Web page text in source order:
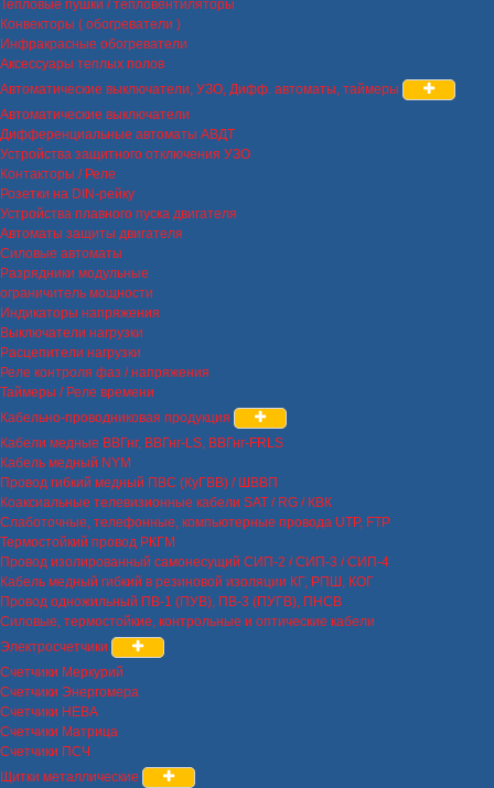
Тепловые пушки / тепловентиляторы
Конвекторы ( обогреватели )
Инфракрасные обогреватели
Аксессуары теплых полов
Автоматические выключатели, УЗО, Дифф. автоматы, таймеры
Автоматические выключатели
Дифференциальные автоматы АВДТ
Устройства защитного отключения УЗО
Контакторы / Реле
Розетки на DIN-рейку
Устройства плавного пуска двигателя
Автоматы защиты двигателя
Силовые автоматы
Разрядники модульные
ограничитель мощности
Индикаторы напряжения
Выключатели нагрузки
Расцепители нагрузки
Реле контроля фаз / напряжения
Таймеры / Реле времени
Кабельно-проводниковая продукция
Кабели медные ВВГнг, ВВГнг-LS, ВВГнг-FRLS
Кабель медный NYM
Провод гибкий медный ПВС (КуГВВ) / ШВВП
Коаксиальные телевизионные кабели SAT / RG / КВК
Слаботочные, телефонные, компьютерные провода UTP, FTP
Термостойкий провод РКГМ
Провод изолированный самонесущий СИП-2 / СИП-3 / СИП-4
Кабель медный гибкий в резиновой изоляции КГ, РПШ, КОГ
Провод одножильный ПВ-1 (ПУВ), ПВ-3 (ПУГВ), ПНСВ
Силовые, термостойкие, контрольные и оптические кабели
Электросчетчики
Счетчики Меркурий
Счетчики Энергомера
Счетчики НЕВА
Счетчики Матрица
Счетчики ПСЧ
Щитки металлические